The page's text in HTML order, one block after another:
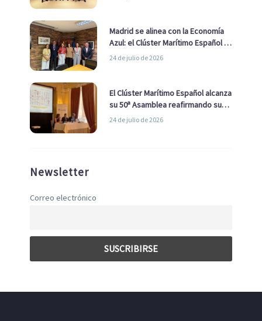
Madrid se alinea con la Economía
Azul: el Clúster Marítimo Español y
la Real Liga Naval avanzan alianzas
24 de julio de 2026
El Clúster Marítimo Español alcanza
su 50ª Asamblea reafirmando su
liderazgo en la Economía Azul
24 de julio de 2026
Newsletter
Correo electrónico